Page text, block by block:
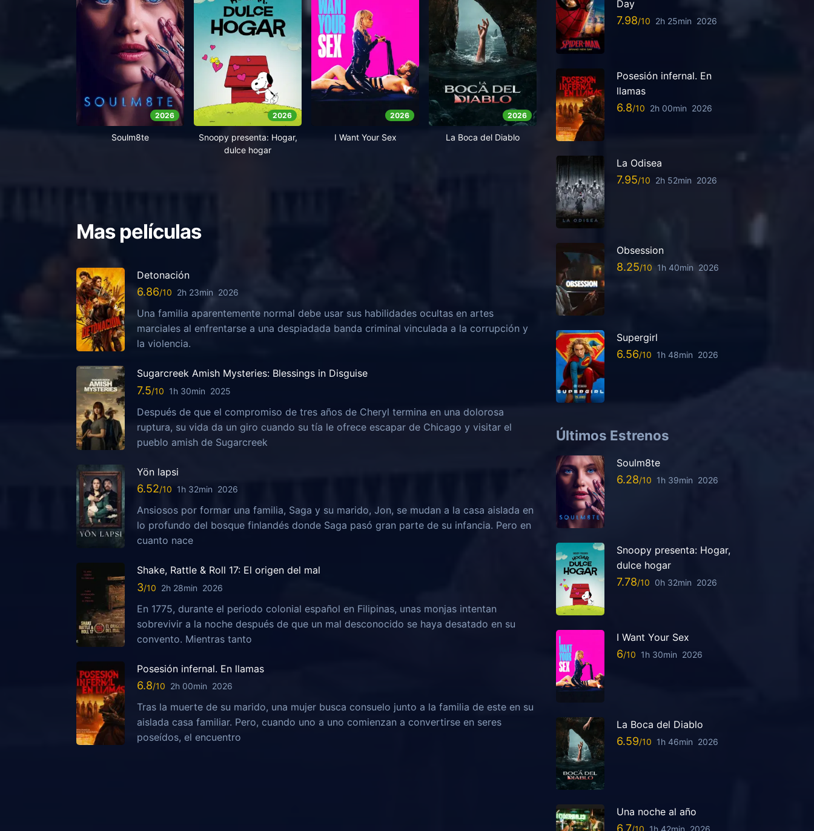
2026
Soulm8te
2026
Snoopy presenta: Hogar,
dulce hogar
2026
I Want Your Sex
2026
La Boca del Diablo
Mas películas
Detonación
6.86 2h 23min 2026
Una familia aparentemente normal debe usar sus habilidades ocultas en artes
marciales al enfrentarse a una despiadada banda criminal vinculada a la corrupción y
la violencia.
Sugarcreek Amish Mysteries: Blessings in Disguise
7.5 1h 30min 2025
Después de que el compromiso de tres años de Cheryl termina en una dolorosa
ruptura, su vida da un giro cuando su tía le ofrece escapar de Chicago y visitar el
pueblo amish de Sugarcreek
Yön lapsi
6.52 1h 32min 2026
Ansiosos por formar una familia, Saga y su marido, Jon, se mudan a la casa aislada en
lo profundo del bosque finlandés donde Saga pasó gran parte de su infancia. Pero en
cuanto nace
Shake, Rattle & Roll 17: El origen del mal
3 2h 28min 2026
En 1775, durante el periodo colonial español en Filipinas, unas monjas intentan
sobrevivir a la noche después de que un mal desconocido se haya desatado en su
convento. Mientras tanto
Posesión infernal. En llamas
6.8 2h 00min 2026
Tras la muerte de su marido, una mujer busca consuelo junto a la familia de este en su
aislada casa familiar. Pero, cuando uno a uno comienzan a convertirse en seres
poseídos, el encuentro
Day
7.98 2h 25min 2026
Posesión infernal. En
llamas
6.8 2h 00min 2026
La Odisea
7.95 2h 52min 2026
Obsession
8.25 1h 40min 2026
Supergirl
6.56 1h 48min 2026
Últimos Estrenos
Soulm8te
6.28 1h 39min 2026
Snoopy presenta: Hogar,
dulce hogar
7.78 0h 32min 2026
I Want Your Sex
6 1h 30min 2026
La Boca del Diablo
6.59 1h 46min 2026
Una noche al año
6.7